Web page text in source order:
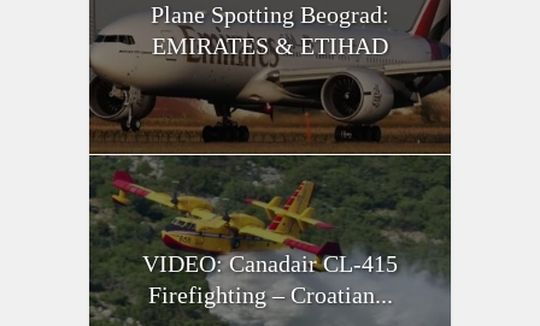
Plane Spotting Beograd:
EMIRATES & ETIHAD
VIDEO: Canadair CL-415
Firefighting – Croatian...